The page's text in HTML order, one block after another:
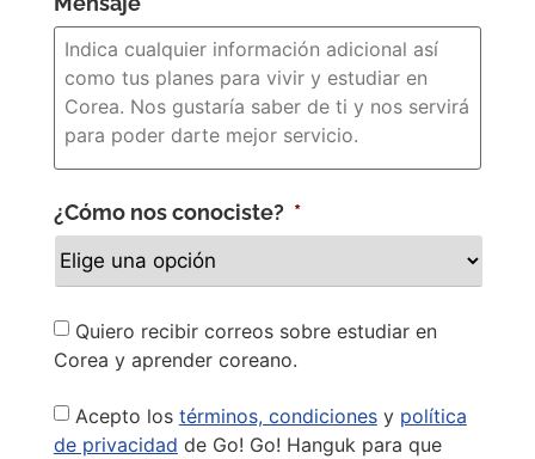
¿Cómo nos conociste? *
Newsletter
Quiero recibir correos sobre estudiar en
Corea y aprender coreano.
Privacy
Policy *
Acepto los términos, condicionesy política
de privacidad de Go! Go! Hanguk para que